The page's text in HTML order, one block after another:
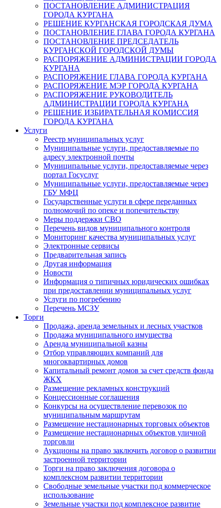
ПОСТАНОВЛЕНИЕ АДМИНИСТРАЦИЯ
ГОРОДА КУРГАНА
РЕШЕНИЕ КУРГАНСКАЯ ГОРОДСКАЯ ДУМА
ПОСТАНОВЛЕНИЕ ГЛАВА ГОРОДА КУРГАНА
ПОСТАНОВЛЕНИЕ ПРЕДСЕДАТЕЛЬ
КУРГАНСКОЙ ГОРОДСКОЙ ДУМЫ
РАСПОРЯЖЕНИЕ АДМИНИСТРАЦИИ ГОРОДА
КУРГАНА
РАСПОРЯЖЕНИЕ ГЛАВА ГОРОДА КУРГАНА
РАСПОРЯЖЕНИЕ МЭР ГОРОДА КУРГАНА
РАСПОРЯЖЕНИЕ РУКОВОДИТЕЛЬ
АДМИНИСТРАЦИИ ГОРОДА КУРГАНА
РЕШЕНИЕ ИЗБИРАТЕЛЬНАЯ КОМИССИЯ
ГОРОДА КУРГАНА
Услуги
Реестр муниципальных услуг
Муниципальные услуги, предоставляемые по
адресу электронной почты
Муниципальные услуги, предоставляемые через
портал Госуслуг
Муниципальные услуги, предоставляемые через
ГБУ МФЦ
Государственные услуги в сфере переданных
полномочий по опеке и попечительству
Меры поддержки СВО
Перечень видов муниципального контроля
Мониторинг качества муниципальных услуг
Электронные сервисы
Предварительная запись
Другая информация
Новости
Информация о типичных юридических ошибках
при предоставлении муниципальных услуг
Услуги по погребению
Перечень МСЗУ
Торги
Продажа, аренда земельных и лесных участков
Продажа муниципального имущества
Аренда муниципальной казны
Отбор управляющих компаний для
многоквартирных домов
Капитальный ремонт домов за счет средств фонда
ЖКХ
Размещение рекламных конструкций
Концессионные соглашения
Конкурсы на осуществление перевозок по
муниципальным маршрутам
Размещение нестационарных торговых объектов
Размещение нестационарных объектов уличной
торговли
Аукционы на право заключить договор о развитии
застроенной территории
Торги на право заключения договора о
комплексном развитии территории
Свободные земельные участки под коммерческое
использование
Земельные участки под комплексное развитие